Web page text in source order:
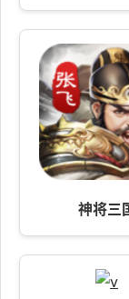
神将三